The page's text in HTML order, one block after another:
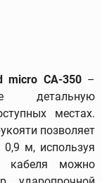
micro CA-350–
детальную
местах.
позволяет
м, используя
кабеля можно